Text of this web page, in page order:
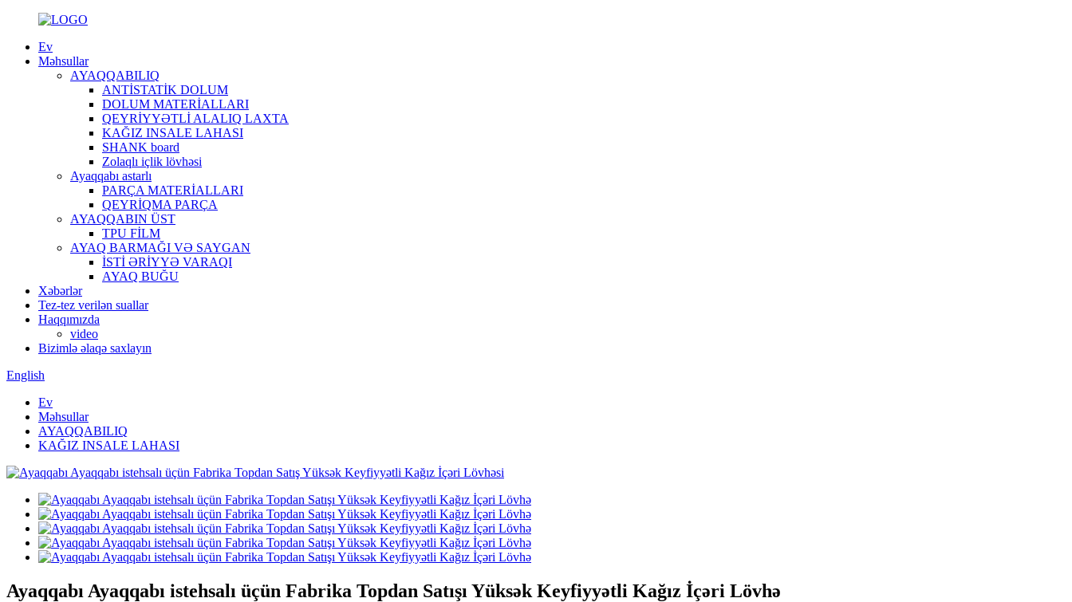
Ev
Məhsullar
AYAQQABILIQ
ANTİSTATİK DOLUM
DOLUM MATERİALLARI
QEYRİYYƏTLİ ALALIQ LAXTA
KAĞIZ INSALE LAHASI
SHANK board
Zolaqlı içlik lövhəsi
Ayaqqabı astarlı
PARÇA MATERİALLARI
QEYRİQMA PARÇA
AYAQQABIN ÜST
TPU FİLM
AYAQ BARMAĞI VƏ SAYGAN
İSTİ ƏRİYYƏ VARAQI
AYAQ BUĞU
Xəbərlər
Tez-tez verilən suallar
Haqqımızda
video
Bizimlə əlaqə saxlayın
English
Ev
Məhsullar
AYAQQABILIQ
KAĞIZ INSALE LAHASI
Ayaqqabı Ayaqqabı istehsalı üçün Fabrika Topdan Satışı Yüksək Keyfiyyətli Kağız İçəri Lövhə